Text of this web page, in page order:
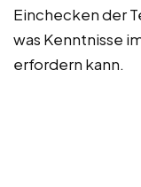
Einchecken der
was Kenntnisse
erfordern kann.